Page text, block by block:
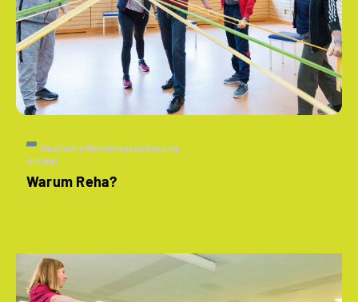
Deutsche Rentenversicherung
Artikel
Warum Reha?